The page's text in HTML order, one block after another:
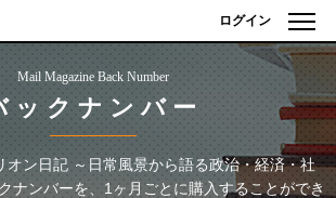
ログイン
Mail Magazine Back Number
ックナンバー
オン日記 ～日常風景から語る政治・経済・社
ナンバーを、1ヶ月ごとに購入することができ